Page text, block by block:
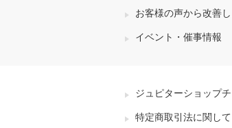
お客様の声から改善
イベント・催事情報
ジュピターショップ
特定商取引法に関して